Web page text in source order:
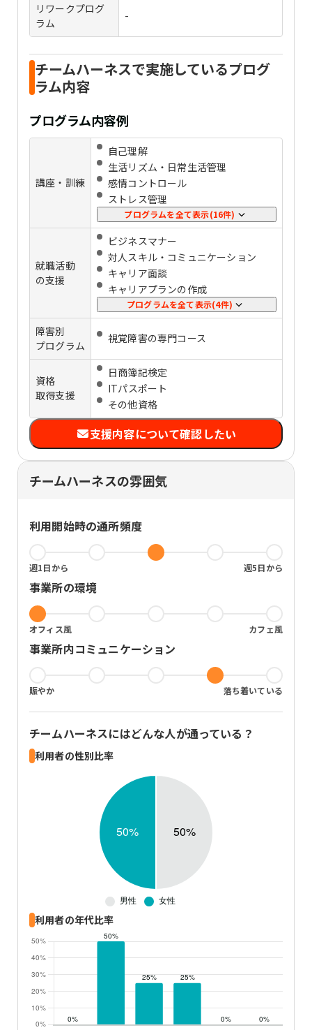
リワークプログ
ラム
-
チームハーネスで実施しているプログ
ラム内容
プログラム内容例
講座・訓練
自己理解
生活リズム・日常生活管理
感情コントロール
ストレス管理
パソコンの基礎スキル
事務スキル
在宅ワークスキル
プログラミング
HTML・CSS
JavaScript
イラスト
マーケティング
Illustrator
WordPress
CAD
SST（対人関係や社会生活に必要なス
キルを身に付ける訓練）
タスク・時間管理
他者理解
プログラムを全て表示(16件)
就職活動
の支援
ビジネスマナー
対人スキル・コミュニケーション
キャリア⾯談
キャリアプランの作成
応募書類添削
⾯接練習
定着支援
プログラムを全て表示(4件)
障害別
プログラム
視覚障害の専門コース
資格
取得支援
日商簿記検定
ITパスポート
その他資格
支援内容について確認したい
チームハーネスの雰囲気
利用開始時の通所頻度
週1日から 週5日から
事業所の環境
オフィス風 カフェ風
事業所内コミュニケーション
賑やか 落ち着いている
チームハーネスにはどんな人が通っている？
利用者の性別比率
利用者の年代比率